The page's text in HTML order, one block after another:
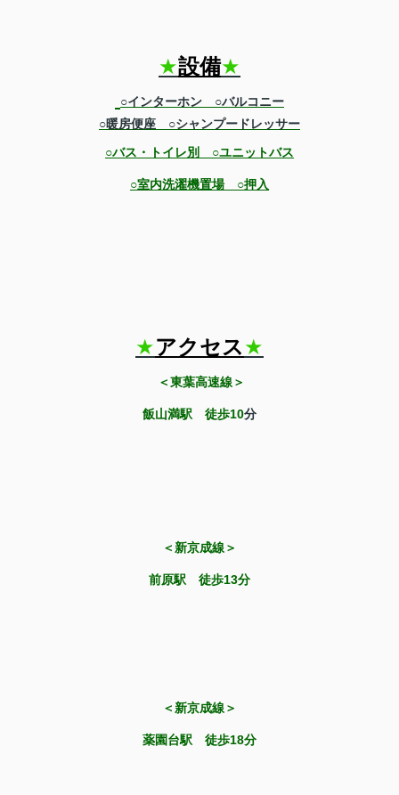
★設備★
○インターホン ○バルコニー
○暖房便座 ○シャンプードレッサー
○バス・トイレ別 ○ユニットバス
○室内洗濯機置場 ○押入
★アクセス★
＜東葉高速線＞
飯山満駅 徒歩10分
＜新京成線＞
前原駅 徒歩13分
＜新京成線＞
薬園台駅 徒歩18分